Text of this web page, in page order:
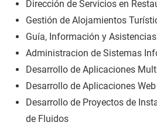
Dirección de Servicios en
Gestión de Alojamientos
Guía, Información y
Administracion de Sistemas
Desarrollo de Aplicaciones
Desarrollo de Aplicaciones Web
Desarrollo de Proyectos de
de Fluidos